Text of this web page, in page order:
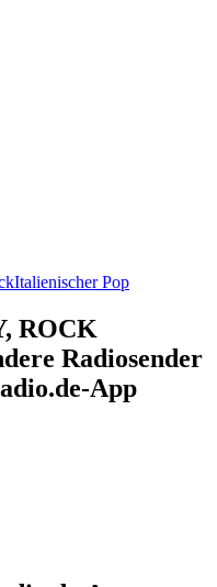
Italienischer Pop
ROCK
Radiosender
App